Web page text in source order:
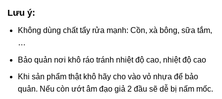
Lưu ý:
Không dùng chất tẩy rửa mạnh: Cồn, xà bông, sữa tắm,
…
Bảo quản nơi khô ráo tránh nhiệt độ cao, nhiệt độ cao
Khi sản phẩm thật khô hãy cho vào vỏ nhựa để bảo
quản. Nếu còn ướt âm đạo giả 2 đầu sẽ dễ bị nấm mốc.